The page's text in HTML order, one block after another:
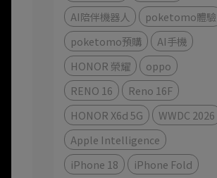
AI陪伴機器人
poketomo體驗
poketomo預購
AI手機
HONOR 榮耀
oppo
RENO 16
Reno 16F
HONOR X6d 5G
WWDC 2026
Apple Intelligence
iPhone 18
iPhone Fold